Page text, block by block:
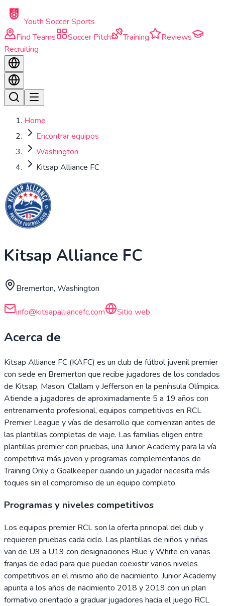
Skip to main content
Youth Soccer Sports
Find Teams
Soccer Pitch Training
Reviews
Recruiting
Home
Encontrar equipos
Washington
Kitsap Alliance FC
Kitsap Alliance FC
Bremerton, Washington
info@kitsapalliancefc.com Sitio web
Acerca de
Kitsap Alliance FC (KAFC) es un club de fútbol juvenil premier
con sede en Bremerton que recibe jugadores de los condados
de Kitsap, Mason, Clallam y Jefferson en la península Olímpica.
Atiende a jugadores de aproximadamente 5 a 19 años con
entrenamiento profesional, equipos competitivos en RCL
Premier League y vías de desarrollo que comienzan antes de
las plantillas completas de viaje. Las familias eligen entre
plantillas premier con pruebas, una Junior Academy para la vía
competitiva más joven y programas complementarios de
Training Only o Goalkeeper cuando un jugador necesita más
toques sin el compromiso de un equipo completo.
Programas y niveles competitivos
Los equipos premier RCL son la oferta principal del club y
requieren pruebas cada ciclo. Las plantillas de niños y niñas
van de U9 a U19 con designaciones Blue y White en varias
franjas de edad para que puedan coexistir varios niveles
competitivos en el mismo año de nacimiento. Junior Academy
apunta a los años de nacimiento 2018 y 2019 con un plan
formativo orientado a graduar jugadores hacia el juego RCL